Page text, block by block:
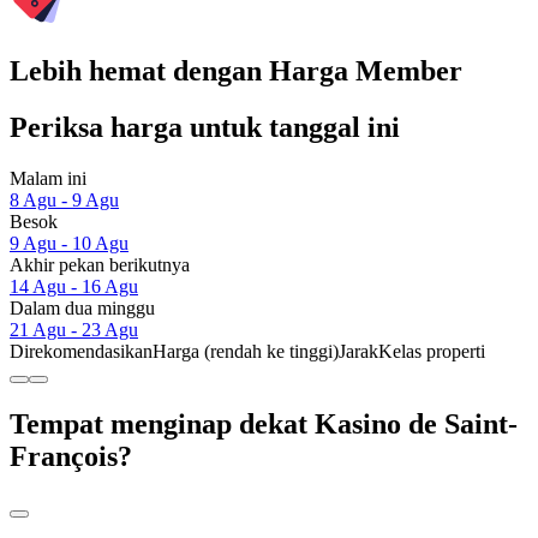
Lebih hemat dengan Harga Member
Periksa harga untuk tanggal ini
Malam ini
8 Agu - 9 Agu
Besok
9 Agu - 10 Agu
Akhir pekan berikutnya
14 Agu - 16 Agu
Dalam dua minggu
21 Agu - 23 Agu
DirekomendasikanHarga (rendah ke tinggi)JarakKelas properti
Tempat menginap dekat Kasino de Saint-
François?